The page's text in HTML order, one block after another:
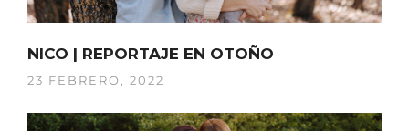
NICO | REPORTAJE EN OTOÑO
23 FEBRERO, 2022